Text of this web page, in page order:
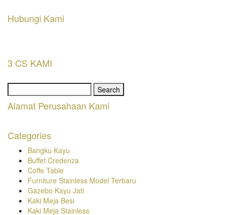
Hubungi Kami
3 CS KAMI
Search
for:
Alamat Perusahaan Kami
Categories
Bangku Kayu
Buffet Credenza
Coffe Table
Furniture Stainless Model Terbaru
Gazebo Kayu Jati
Kaki Meja Besi
Kaki Meja Stainless